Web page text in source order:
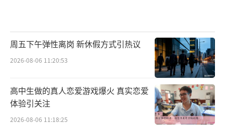
周五下午弹性离岗 新休假方式引热议
2026-08-06 11:20:53
高中生做的真人恋爱游戏爆火 真实恋爱
体验引关注
2026-08-06 11:18:25